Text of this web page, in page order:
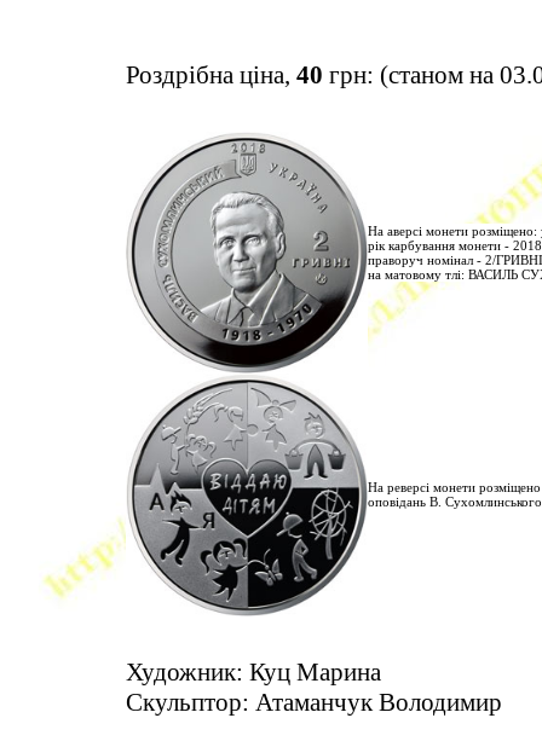
Роздрібна ціна, 40 грн: (станом на
На аверсі монети
рік карбування монети -
праворуч номінал - 2/ГРИВНІ
на матовому тлі: ВАСИЛЬ
На реверсі монети
оповідань В.
Художник: Куц Марина
Скульптор: Атаманчук Володимир